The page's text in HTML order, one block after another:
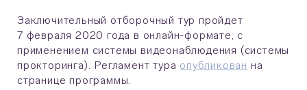
Заключительный отборочный тур пройдет
7 февраля 2020 года в онлайн-формате, с
применением системы видеонаблюдения (системы
прокторинга). Регламент тура опубликован на
странице программы.